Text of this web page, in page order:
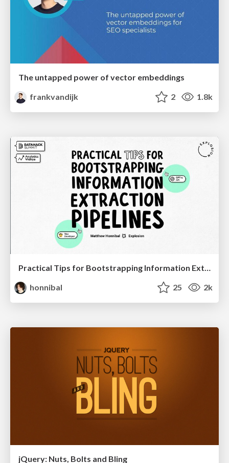
The untapped power of vector embeddings
frankvandijk
2 1.8k
Practical Tips for Bootstrapping Information Extraction Pipelines
honnibal
25 2k
jQuery: Nuts, Bolts and Bling